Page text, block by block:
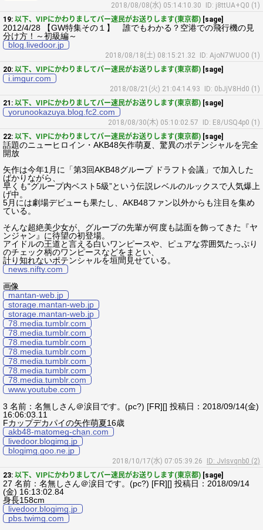
2018/08/08(水) 05:14:10.30
ID: j8ttUA+Q0 (1)
19: 以下、VIPにかわりましてパー速民がお送りします(東京都) [sage]
2012/4/28 【GW特集その１】 誰でもわかる？空港での飛行機の見
分け方！～初級編～
blog.livedoor.jp
2018/08/18(土) 08:15:21.32
ID: AjoN7WUO0 (1)
20: 以下、VIPにかわりましてパー速民がお送りします(東京都) [sage]
i.imgur.com
2018/08/21(火) 21:04:14.93
ID: 0bJjV8Hd0 (1)
21: 以下、VIPにかわりましてパー速民がお送りします(東京都) [sage]
yorunookazuya.blog.fc2.com
2018/08/30(木) 05:10:02.57
ID: E8/USQ4p0 (1)
22: 以下、VIPにかわりましてパー速民がお送りします(東京都) [sage]
話題のニューヒロイン・AKB48矢作萌夏、驚異のポテンシャルを完全
開放
矢作は今年1月に「第3回AKB48グループ ドラフト会議」で加入した
ばかりながら、
早くも“グループ内ベスト5級”という伝説レベルのルックスで人気爆上
げ中。
5月には劇場デビューも果たし、AKB48ファン以外からも注目を集め
ている。
そんな超絶美少女が、グループの先輩が何度も誌面を飾ってきた『ヤ
ンジャン』に待望の初登場。
アイドルの王道と言える白いワンピースや、ピュアな雰囲気たっぷり
のチェック柄のワンピースなどをまとい、
計り知れないポテンシャルを垣間見せている。
news.nifty.com
画像
mantan-web.jp
storage.mantan-web.jp
storage.mantan-web.jp
78.media.tumblr.com
78.media.tumblr.com
78.media.tumblr.com
78.media.tumblr.com
78.media.tumblr.com
78.media.tumblr.com
78.media.tumblr.com
www.youtube.com
3 名前：名無しさん＠涙目です。(pc?) [FR][] 投稿日：2018/09/14(金)
16:06:03.11
Fカップデカパイの矢作萌夏16歳
akb48-matomeg-chan.com
livedoor.blogimg.jp
blogimg.goo.ne.jp
2018/10/17(水) 07:05:39.26
ID: JvIsvqnb0 (2)
23: 以下、VIPにかわりましてパー速民がお送りします(東京都) [sage]
27 名前：名無しさん＠涙目です。(pc?) [FR][] 投稿日：2018/09/14
(金) 16:13:02.84
身長158cm
livedoor.blogimg.jp
pbs.twimg.com